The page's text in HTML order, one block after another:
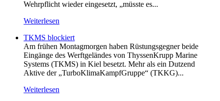
Wehrpflicht wieder eingesetzt, „müsste es...
Weiterlesen
TKMS blockiert
Am frühen Montagmorgen haben Rüstungsgegner beide
Eingänge des Werftgeländes von ThyssenKrupp Marine
Systems (TKMS) in Kiel besetzt. Mehr als ein Dutzend
Aktive der „TurboKlimaKampfGruppe“ (TKKG)...
Weiterlesen